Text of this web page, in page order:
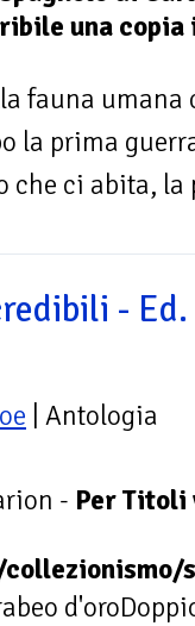
una
fauna
la prima
che ci abita, la
- Ed.
| Antologia
- Per Titoli